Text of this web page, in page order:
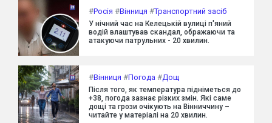
#Росія #Вінниця #Транспортний засіб
У нічний час на Келецькій вулиці п'яний
водій влаштував скандал, ображаючи та
атакуючи патрульних - 20 хвилин.
#Вінниця #Погода #Дощ
Після того, як температура підніметься до
+38, погода зазнає різких змін. Які саме
дощі та грози очікують на Вінниччину –
читайте у матеріалі на 20 хвилин.